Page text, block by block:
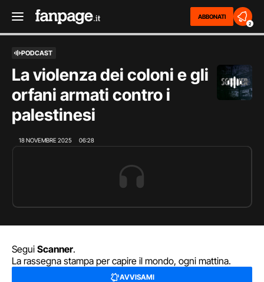
ABBONATI
2
PODCAST
La violenza dei coloni e gli
orfani armati contro i
palestinesi
18 NOVEMBRE 2025 06:28
Segui Scanner.
La rassegna stampa per capire il mondo, ogni mattina.
AVVISAMI